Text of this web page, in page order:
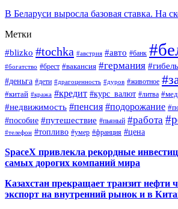
В Беларуси выросла базовая ставка. На
Метки
#blizko #tochka #австрия #авто #банк
#богатство #брест #вакансия #германия #гибель
#деньга #дети #драгоценность #дуров #животное
#китай #кража #кредит #курс_валют #литва
#недвижимость #пенсия #подорожание
#пособие #путешествие #пьяный #работа
#телефон #топливо #умер #франция #цена
SpaceX привлекла рекордные
самых дорогих компаний мира
Казахстан прекращает транзит нефти
экспорт на внутренний рынок и в